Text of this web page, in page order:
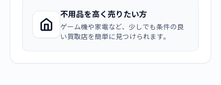
不用品を高く売りたい方
ゲーム機や家電など、少しでも条件の良
い買取店を簡単に見つけられます。